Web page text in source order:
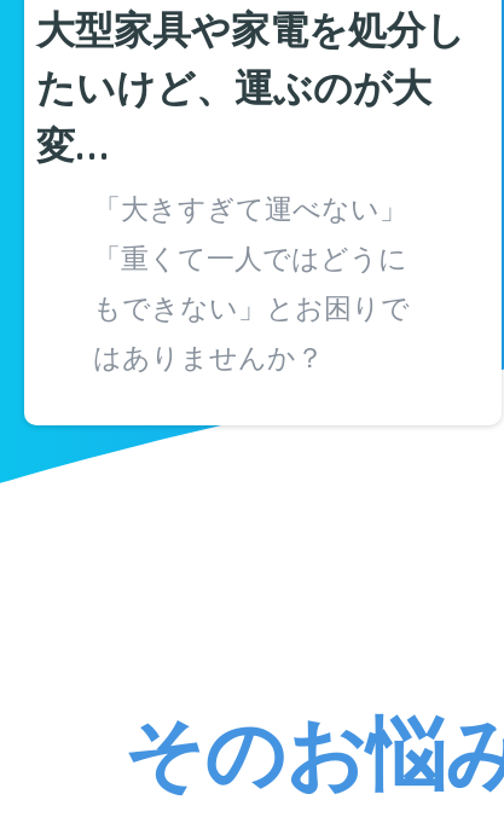
大型家具や家電を処分し
たいけど、運ぶのが大
変…
「大きすぎて運べない」
「重くて一人ではどうに
もできない」とお困りで
はありませんか？
そのお悩